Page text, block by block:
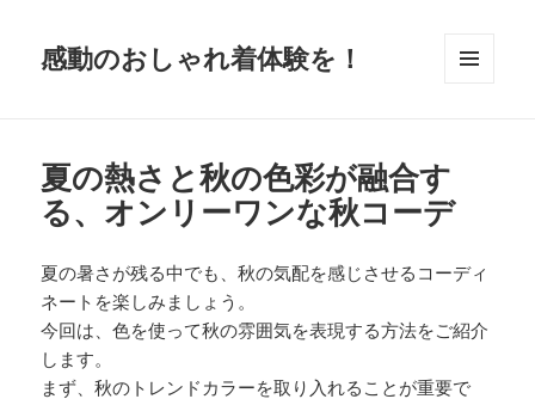
感動のおしゃれ着体験を！
夏の熱さと秋の色彩が融合す
る、オンリーワンな秋コーデ
夏の暑さが残る中でも、秋の気配を感じさせるコーディ
ネートを楽しみましょう。
今回は、色を使って秋の雰囲気を表現する方法をご紹介
します。
まず、秋のトレンドカラーを取り入れることが重要で